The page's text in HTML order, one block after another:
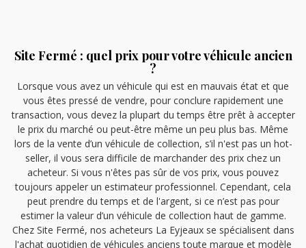
Site Fermé : quel prix pour votre véhicule ancien
?
Lorsque vous avez un véhicule qui est en mauvais état et que
vous êtes pressé de vendre, pour conclure rapidement une
transaction, vous devez la plupart du temps être prêt à accepter
le prix du marché ou peut-être même un peu plus bas. Même
lors de la vente d’un véhicule de collection, s’il n'est pas un hot-
seller, il vous sera difficile de marchander des prix chez un
acheteur. Si vous n'êtes pas sûr de vos prix, vous pouvez
toujours appeler un estimateur professionnel. Cependant, cela
peut prendre du temps et de l'argent, si ce n’est pas pour
estimer la valeur d’un véhicule de collection haut de gamme.
Chez Site Fermé, nos acheteurs La Eyjeaux se spécialisent dans
l'achat quotidien de véhicules anciens toute marque et modèle